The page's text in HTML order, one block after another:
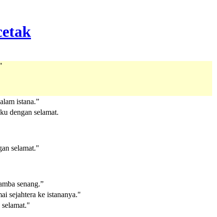
istana.”
dengan selamat.
selamat."
senang.”
sejahtera ke istananya."